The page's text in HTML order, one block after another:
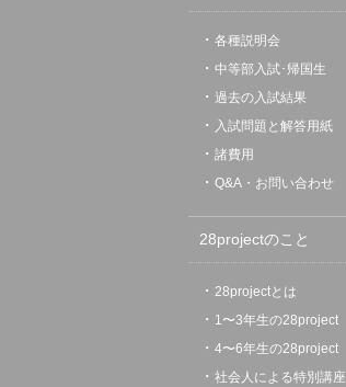
各種説明会
中等部入試･帰国生
過去の入試結果
入試問題と解答用紙
諸費用
Q&A・お問い合わせ
28projectのこと
28projectとは
1〜3年生の28project
4〜6年生の28project
社会人による特別講座